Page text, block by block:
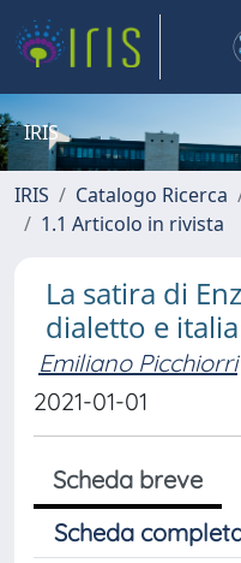
IRIS
IRIS Catalogo Ricerca
1.1 Articolo in rivista
La satira di
dialetto e
Emiliano Picchiorri
2021-01-01
Scheda breve
Scheda